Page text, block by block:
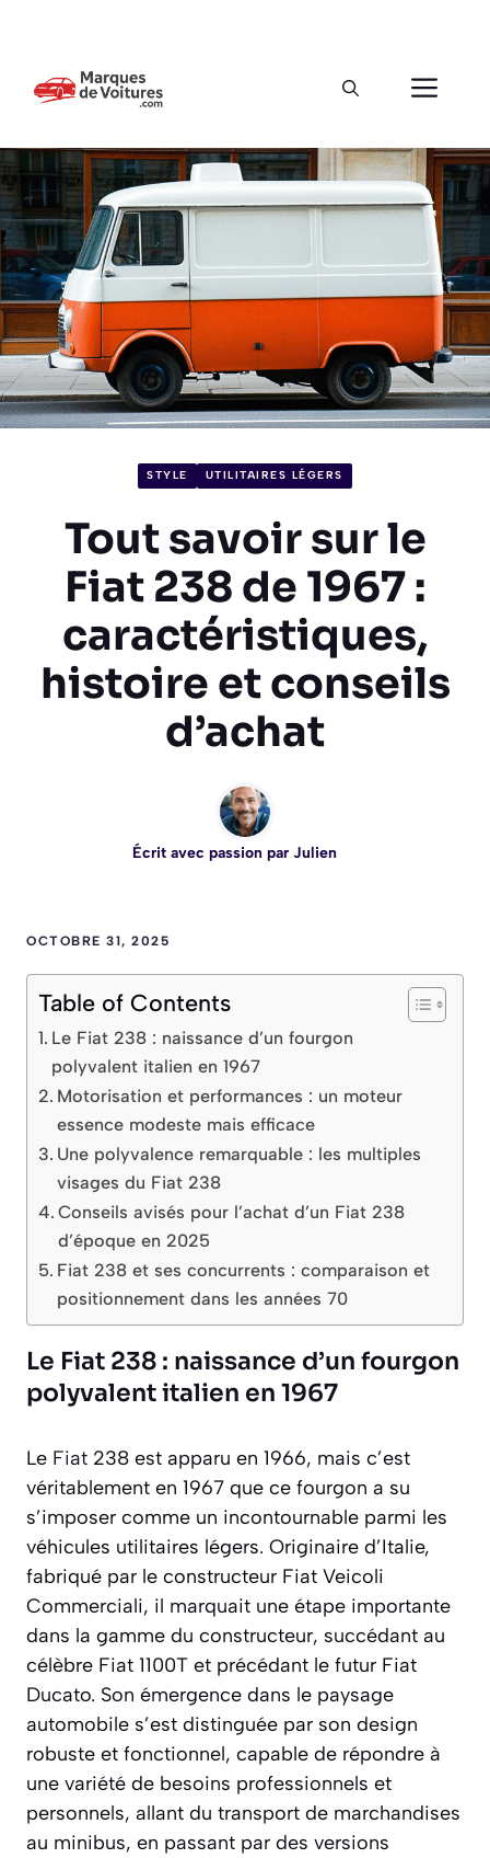
STYLE UTILITAIRES LÉGERS
Tout savoir sur le
Fiat 238 de 1967 :
caractéristiques,
histoire et conseils
d’achat
Écrit avec passion par Julien
OCTOBRE 31, 2025
Table of Contents
Le Fiat 238 : naissance d’un fourgon
polyvalent italien en 1967
Motorisation et performances : un moteur
essence modeste mais efficace
Une polyvalence remarquable : les multiples
visages du Fiat 238
Conseils avisés pour l’achat d’un Fiat 238
d’époque en 2025
Fiat 238 et ses concurrents : comparaison et
positionnement dans les années 70
Le Fiat 238 : naissance d’un fourgon
polyvalent italien en 1967
Le Fiat 238 est apparu en 1966, mais c’est
véritablement en 1967 que ce fourgon a su
s’imposer comme un incontournable parmi les
véhicules utilitaires légers. Originaire d’Italie,
fabriqué par le constructeur Fiat Veicoli
Commerciali, il marquait une étape importante
dans la gamme du constructeur, succédant au
célèbre Fiat 1100T et précédant le futur Fiat
Ducato. Son émergence dans le paysage
automobile s’est distinguée par son design
robuste et fonctionnel, capable de répondre à
une variété de besoins professionnels et
personnels, allant du transport de marchandises
au minibus, en passant par des versions